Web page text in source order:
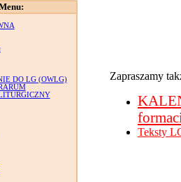
DO LG (OWLG)
Zapraszamy
Teksty